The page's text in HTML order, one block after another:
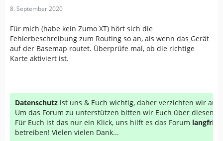
8. September 2020
Für mich (habe kein Zumo XT) hört sich die
Fehlerbeschreibung zum Routing so an, als wenn das Gerät
auf der Basemap routet. Überprüfe mal, ob die richtige
Karte aktiviert ist.
Datenschutz ist uns & Euch wichtig, daher verzichten wir auf
Um das Forum zu unterstützen bitten wir Euch über diesen
Für Euch ist das nur ein Klick, uns hilft es das Forum
betreiben! Vielen vielen Dank...